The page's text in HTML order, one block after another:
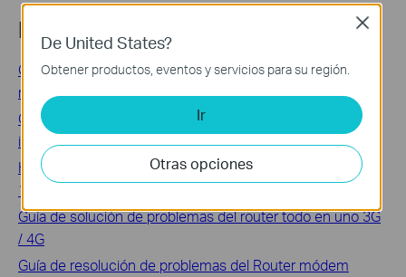
Related FAQs
Cómo configurar el filtrado de direcciones MAC en el
router TP-Link
Cómo configurar el filtro de dirección IP del router
inalámbrico TP-Link
How to configure Domain Filtering(blocking) on TP-Link
11G wireless routers
Guía de solución de problemas del router todo en uno 3G
/ 4G
Guía de resolución de problemas del Router módem
De United States?
Obtener productos, eventos y servicios para su región.
Ir
Otras opciones
Close